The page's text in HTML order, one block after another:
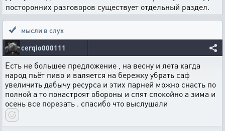
посторонних разговоров существует отдельный раздел.
мысли в слух
cerqio000111
Есть не большее предложение , на весну и лета кагда
народ пьёт пиво и валяется на бережку убрать саф
увеличить дабычу ресурса и этих парней можно снасть по
полной а то понастроят обороны и спят спокойно а зима и
осень все порезать . спасибо что выслушали